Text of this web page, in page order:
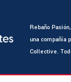
Rebaño
una compañía
Collective.